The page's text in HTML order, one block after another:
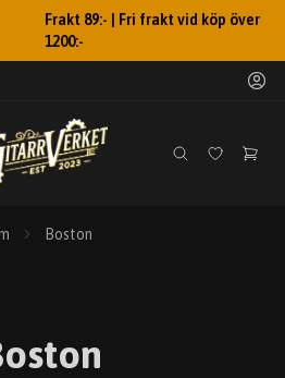
Frakt 89:- | Fri frakt vid köp över
1200:-
Boston